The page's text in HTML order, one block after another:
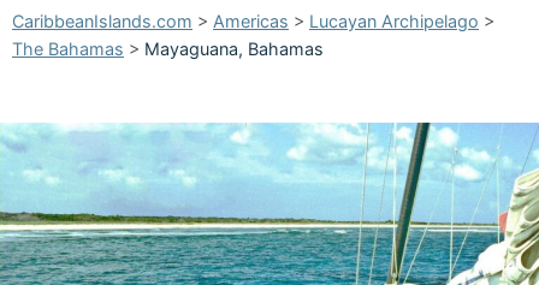
CaribbeanIslands.com > Americas > Lucayan Archipelago >
The Bahamas > Mayaguana, Bahamas